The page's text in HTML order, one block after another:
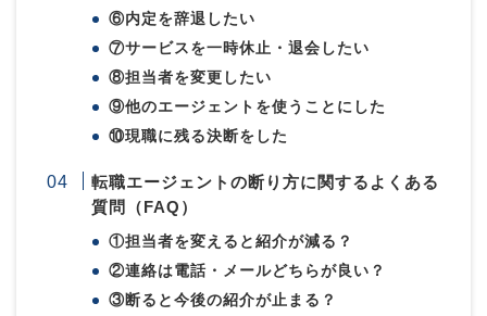
⑥内定を辞退したい
⑦サービスを一時休止・退会したい
⑧担当者を変更したい
⑨他のエージェントを使うことにした
⑩現職に残る決断をした
転職エージェントの断り方に関するよくある
質問（FAQ）
①担当者を変えると紹介が減る？
②連絡は電話・メールどちらが良い？
③断ると今後の紹介が止まる？